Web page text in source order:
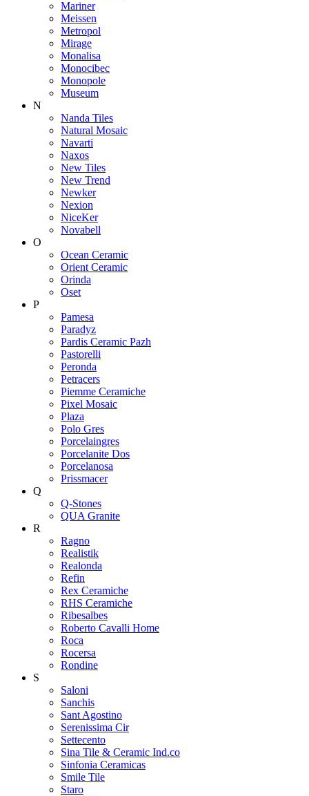
Mariner
Meissen
Metropol
Mirage
Monalisa
Monocibec
Monopole
Museum
N
Nanda Tiles
Natural Mosaic
Navarti
Naxos
New Tiles
New Trend
Newker
Nexion
NiceKer
Novabell
O
Ocean Ceramic
Orient Ceramic
Orinda
Oset
P
Pamesa
Paradyz
Pardis Ceramic Pazh
Pastorelli
Peronda
Petracers
Piemme Ceramiche
Pixel Mosaic
Plaza
Polo Gres
Porcelaingres
Porcelanite Dos
Porcelanosa
Prissmacer
Q
Q-Stones
QUA Granite
R
Ragno
Realistik
Realonda
Refin
Rex Ceramiche
RHS Ceramiche
Ribesalbes
Roberto Cavalli Home
Roca
Rocersa
Rondine
S
Saloni
Sanchis
Sant Agostino
Serenissima Cir
Settecento
Sina Tile & Ceramic Ind.co
Sinfonia Ceramicas
Smile Tile
Staro